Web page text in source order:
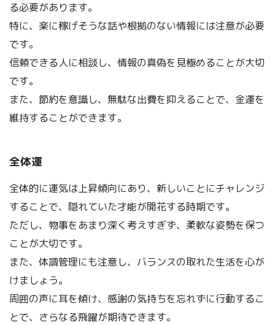
る必要があります。
特に、楽に稼げそうな話や根拠のない情報には注意が必要
です。
信頼できる人に相談し、情報の真偽を見極めることが大切
です。
また、節約を意識し、無駄な出費を抑えることで、金運を
維持することができます。
全体運
全体的に運気は上昇傾向にあり、新しいことにチャレンジ
することで、隠れていた才能が開花する時期です。
ただし、物事をあまり深く考えすぎず、柔軟な姿勢を保つ
ことが大切です。
また、体調管理にも注意し、バランスの取れた生活を心が
けましょう。
周囲の声に耳を傾け、感謝の気持ちを忘れずに行動するこ
とで、さらなる飛躍が期待できます。